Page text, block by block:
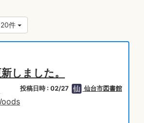
20件
しました。
投稿日時 : 02/27 仙台市図書館